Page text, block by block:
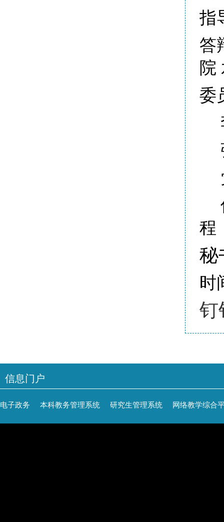
指
答
院
委
程
秘
时
钉
信息门户
电子政务 本科教务管理系统 研究生管理系统 网络教学综合